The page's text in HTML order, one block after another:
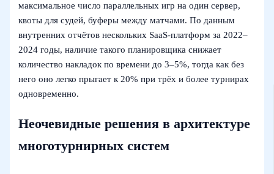
максимальное число параллельных игр на один сервер,
квоты для судей, буферы между матчами. По данным
внутренних отчётов нескольких SaaS‑платформ за 2022–
2024 годы, наличие такого планировщика снижает
количество накладок по времени до 3–5%, тогда как без
него оно легко прыгает к 20% при трёх и более турнирах
одновременно.
Неочевидные решения в архитектуре
многотурнирных систем